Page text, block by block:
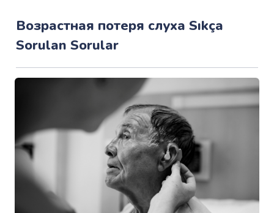
Возрастная потеря слуха Sıkça
Sorulan Sorular